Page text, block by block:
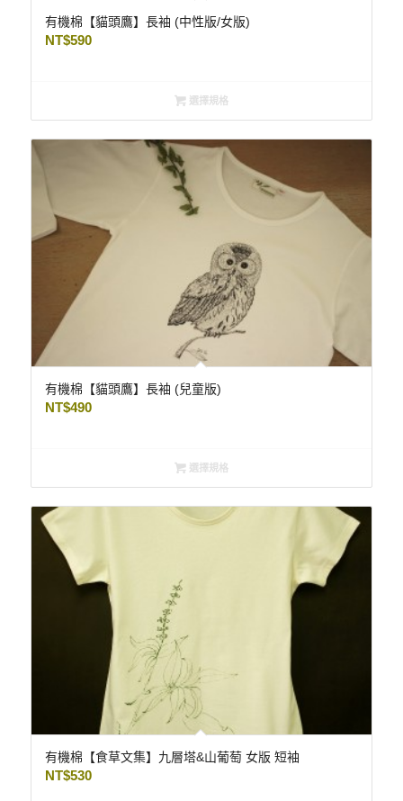
有機棉【貓頭鷹】長袖 (中性版/女版)
NT$590
選擇規格
有機棉【貓頭鷹】長袖 (兒童版)
NT$490
選擇規格
有機棉【食草文集】九層塔&山葡萄 女版 短袖
NT$530